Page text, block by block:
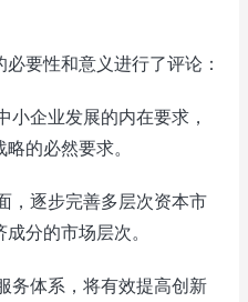
要性和意义进行了评论：
小企业发展的内在要求，
的必然要求。
，逐步完善多层次资本市
分的市场层次。
务体系，将有效提高创新